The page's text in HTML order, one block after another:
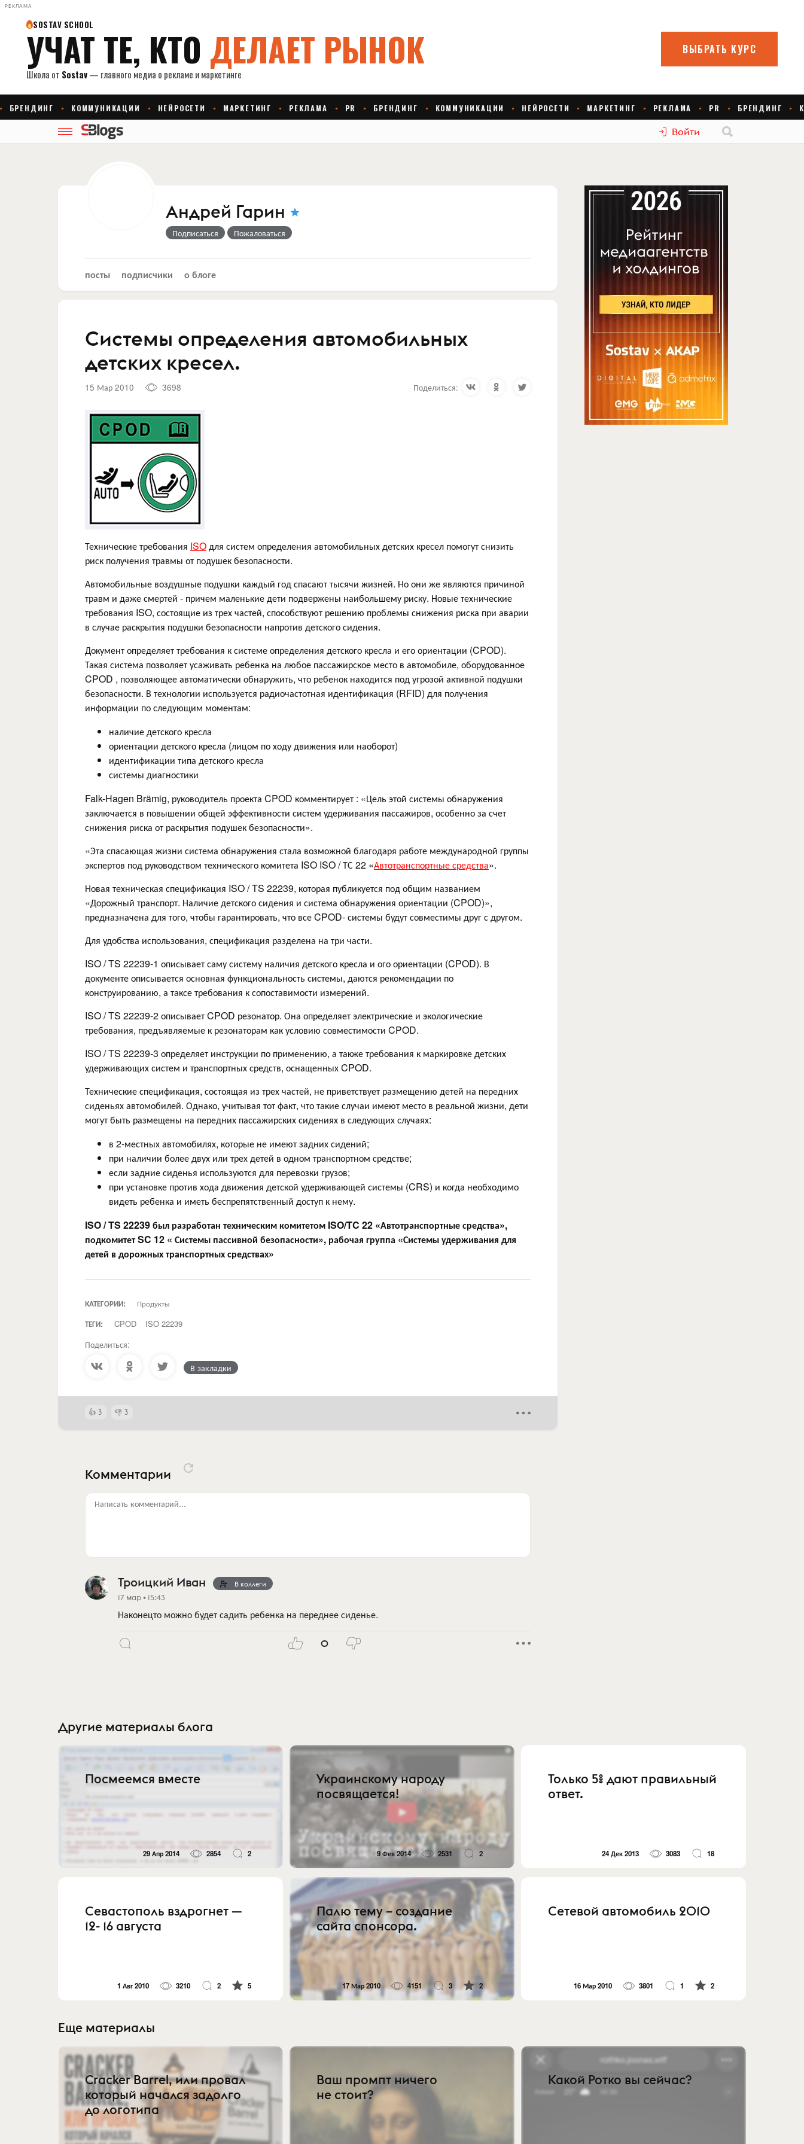
РЕКЛАМА
Войти
Андрей Гарин
Подписаться Пожаловаться
посты подписчики о блоге
Системы определения автомобильных
детских кресел.
15 Мар 2010 3698 Поделиться:
Технические требования ISOдля систем определения автомобильных детских кресел помогут снизить
риск получения травмы от подушек безопасности.
Автомобильные воздушные подушки каждый год спасают тысячи жизней. Но они же являются причиной
травм и даже смертей - причем маленькие дети подвержены наибольшему риску. Новые технические
требования ISO, состоящие из трех частей, способствуют решению проблемы снижения риска при аварии
в случае раскрытия подушки безопасности напротив детского сидения.
Документ определяет требования к системе определения детского кресла и его ориентации (CPOD).
Такая система позволяет усаживать ребенка на любое пассажирское место в автомобиле, оборудованное
CPOD , позволяющее автоматически обнаружить, что ребенок находится под угрозой активной подушки
безопасности. В технологии используется радиочастотная идентификация (RFID) для получения
информации по следующим моментам:
наличие детского кресла
ориентации детского кресла (лицом по ходу движения или наоборот)
идентификации типа детского кресла
системы диагностики
Falk-Hagen Brämig, руководитель проекта CPOD комментирует : «Цель этой системы обнаружения
заключается в повышении общей эффективности систем удерживания пассажиров, особенно за счет
снижения риска от раскрытия подушек безопасности».
«Эта спасающая жизни система обнаружения стала возможной благодаря работе международной группы
экспертов под руководством технического комитета ISO ISO / ТС 22 «Автотранспортные средства».
Новая техническая спецификация ISO / TS 22239, которая публикуется под общим названием
«Дорожный транспорт. Наличие детского сидения и система обнаружения ориентации (CPOD)»,
предназначена для того, чтобы гарантировать, что все CPOD- системы будут совместимы друг с другом.
Для удобства использования, спецификация разделена на три части.
ISO / TS 22239-1 описывает саму систему наличия детского кресла и ого ориентации (CPOD). В
документе описывается основная функциональность системы, даются рекомендации по
конструированию, а таксе требования к сопоставимости измерений.
ISO / TS 22239-2 описывает CPOD резонатор. Она определяет электрические и экологические
требования, предъявляемые к резонаторам как условию совместимости CPOD.
ISO / TS 22239-3 определяет инструкции по применению, а также требования к маркировке детских
удерживающих систем и транспортных средств, оснащенных CPOD.
Технические спецификация, состоящая из трех частей, не приветствует размещению детей на передних
сиденьях автомобилей. Однако, учитывая тот факт, что такие случаи имеют место в реальной жизни, дети
могут быть размещены на передних пассажирских сидениях в следующих случаях:
в 2-местных автомобилях, которые не имеют задних сидений;
при наличии более двух или трех детей в одном транспортном средстве;
если задние сиденья используются для перевозки грузов;
при установке против хода движения детской удерживающей системы (CRS) и когда необходимо
видеть ребенка и иметь беспрепятственный доступ к нему.
ISO / TS 22239 был разработан техническим комитетом ISO/TC 22 «Автотранспортные средства»,
подкомитетSC 12 « Системы пассивной безопасности», рабочая группа «Системы удерживания для
детей в дорожных транспортных средствах»
КАТЕГОРИИ:
Продукты
ТЕГИ:
CPOD ISO 22239
Поделиться:
В закладки
3 3
Комментарии
Написать комментарий...
Троицкий Иван В коллеги
17 мар • 15:43
Наконецто можно будет садить ребенка на переднее сиденье.
0
Другие материалы блога
Посмеемся вместе
29 Апр 2014 2854 2
Украинскому народу
посвящается!
9 Фев 2014 2531 2
Только 5% дают правильный
ответ.
24 Дек 2013 3083 18
Севастополь вздрогнет —
12- 16 августа
1 Авг 2010 3210 2 5
Палю тему – создание
сайта спонсора.
17 Мар 2010 4151 3 2
Сетевой автомобиль 2010
16 Мар 2010 3801 1 2
Еще материалы
Cracker Barrel, или провал
который начался задолго
до логотипа
Ваш промпт ничего
не стоит?
Какой Ротко вы сейчас?